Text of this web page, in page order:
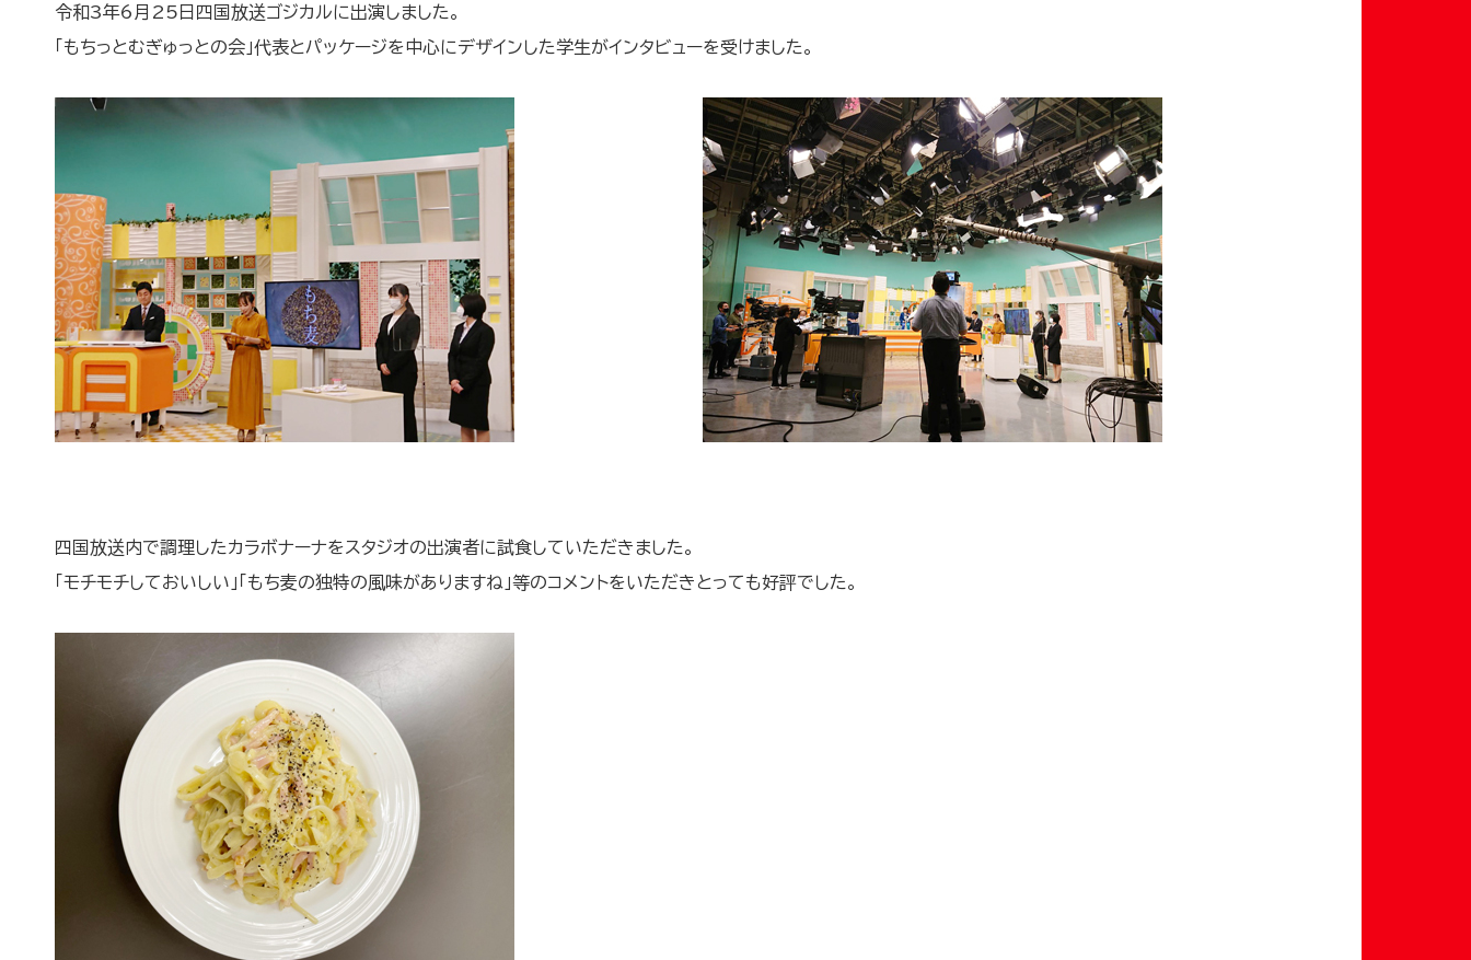
令和3年6月25日四国放送ゴジカルに出演しました。
「もちっとむぎゅっとの会」代表とパッケージを中心にデザインした学生がインタビューを受けました。
四国放送内で調理したカラボナーナをスタジオの出演者に試食していただきました。
「モチモチしておいしい」「もち麦の独特の風味がありますね」等のコメントをいただきとっても好評でした。